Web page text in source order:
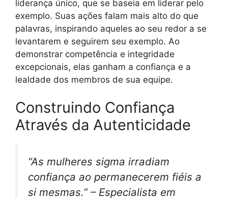
liderança único, que se baseia em liderar pelo
exemplo. Suas ações falam mais alto do que
palavras, inspirando aqueles ao seu redor a se
levantarem e seguirem seu exemplo. Ao
demonstrar competência e integridade
excepcionais, elas ganham a confiança e a
lealdade dos membros de sua equipe.
Construindo Confiança
Através da Autenticidade
“As mulheres sigma irradiam
confiança ao permanecerem fiéis a
si mesmas.” – Especialista em